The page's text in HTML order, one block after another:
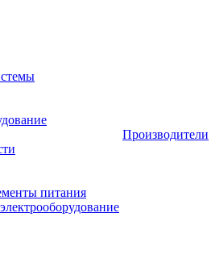
питания
Производители